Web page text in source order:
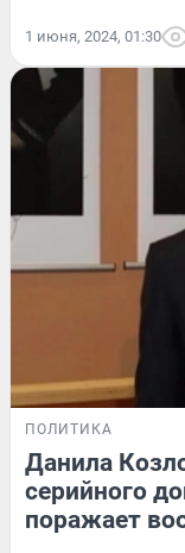
1 июня, 2024, 01:30
ПОЛИТИКА
Данила
серийного
поражает